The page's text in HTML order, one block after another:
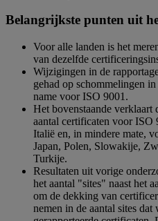
Belangrijkste punten uit
Voor alle landen is het
van dezelfde
Wijzigingen in de
gehad op schommelingen
name voor ISO 9001.
Het bovenstaande verklaart
aantal certificaten voor ISO
Italië en, in mindere mate,
Japan, Polen, Slowakije,
Turkije.
Resultaten uit vorige
het aantal "sites" naast het
om de dekking van
nemen in de aantal sites